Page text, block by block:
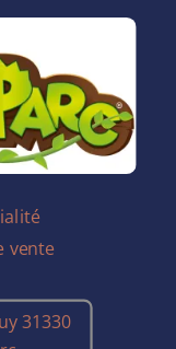
vente
31330